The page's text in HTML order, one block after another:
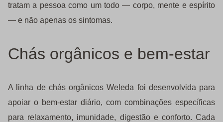
tratam a pessoa como um todo — corpo, mente e espírito
— e não apenas os sintomas.
Chás orgânicos e bem-estar
A linha de chás orgânicos Weleda foi desenvolvida para
apoiar o bem-estar diário, com combinações específicas
para relaxamento, imunidade, digestão e conforto. Cada